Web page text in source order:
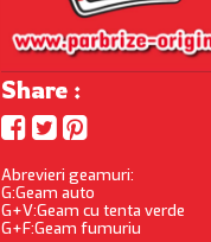
Share :
Abrevieri geamuri:
G:Geam auto
G+V:Geam cu tenta verde
G+F:Geam fumuriu